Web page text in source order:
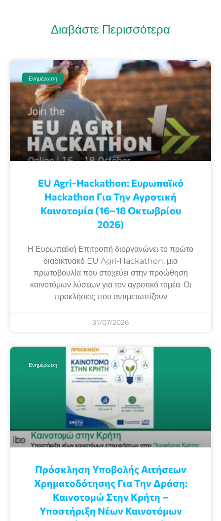
Διαβάστε Περισσότερα
Ενημέρωση
EU Agri-Hackathon: Eυρωπαϊκό
Ηackathon Για Την Αγροτική
Καινοτομία (16–18 Οκτωβρίου
2026)
Η Ευρωπαϊκή Επιτροπή διοργανώνει το πρώτο
διαδικτυακό EU Agri-Hackathon, μια
πρωτοβουλία που στοχεύει στην προώθηση
καινοτόμων λύσεων για τον αγροτικό τομέα. Οι
προκλήσεις που αντιμετωπίζουν
31/07/2026
Ενημέρωση
Πρόσκληση Υποβολής Αιτήσεων
Χρηματοδότησης Για Την Δράση:
Καινοτομώ Στην Κρήτη –
Υποστήριξη Νέων Καινοτόμων